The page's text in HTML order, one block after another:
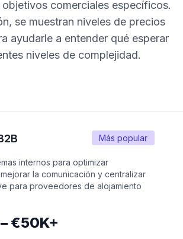
objetivos comerciales específicos.
se muestran niveles de precios
ayudarle a entender qué esperar
niveles de complejidad.
Más popular
internos para optimizar
la comunicación y centralizar
para proveedores de alojamiento
€50K+